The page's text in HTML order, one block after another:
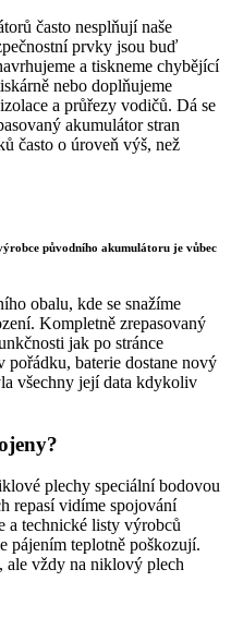
často nesplňují naše
prvky jsou buď
a tiskneme chybějící
nebo doplňujeme
a průřezy vodičů. Dá se
akumulátor stran
často o úroveň výš, než
původního akumulátoru je vůbec
obalu, kde se snažíme
Kompletně zrepasovaný
jak po stránce
baterie dostane nový
všechny její data kdykoliv
plechy speciální bodovou
repasí vidíme spojování
a technické listy výrobců
pájením teplotně poškozují.
ale vždy na niklový plech